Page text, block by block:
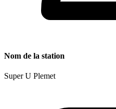
Nom de la station
Super U Plemet